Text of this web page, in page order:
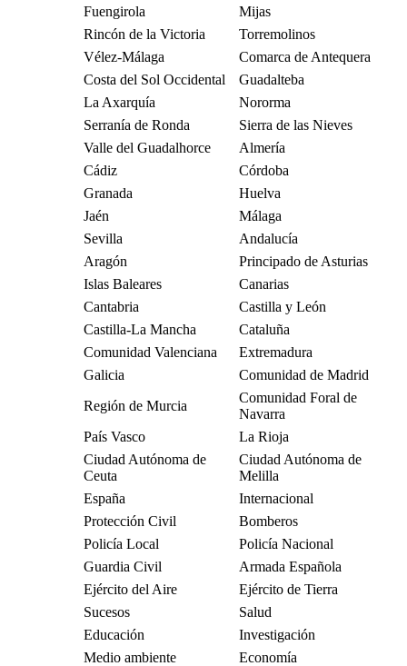
Fuengirola
Mijas
Rincón de la Victoria
Torremolinos
Vélez-Málaga
Comarca de Antequera
Costa del Sol Occidental
Guadalteba
La Axarquía
Nororma
Serranía de Ronda
Sierra de las Nieves
Valle del Guadalhorce
Almería
Cádiz
Córdoba
Granada
Huelva
Jaén
Málaga
Sevilla
Andalucía
Aragón
Principado de Asturias
Islas Baleares
Canarias
Cantabria
Castilla y León
Castilla-La Mancha
Cataluña
Comunidad Valenciana
Extremadura
Galicia
Comunidad de Madrid
Región de Murcia
Comunidad Foral de
Navarra
País Vasco
La Rioja
Ciudad Autónoma de
Ceuta
Ciudad Autónoma de
Melilla
España
Internacional
Protección Civil
Bomberos
Policía Local
Policía Nacional
Guardia Civil
Armada Española
Ejército del Aire
Ejército de Tierra
Sucesos
Salud
Educación
Investigación
Medio ambiente
Economía